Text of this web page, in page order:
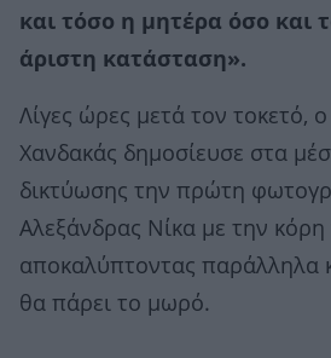
και τόσο η μητέρα όσο και
άριστη κατάσταση».
Λίγες ώρες μετά τον τοκετό,
Χανδακάς δημοσίευσε στα
δικτύωσης την πρώτη
Αλεξάνδρας Νίκα με την κόρη
αποκαλύπτοντας παράλληλα
θα πάρει το μωρό.